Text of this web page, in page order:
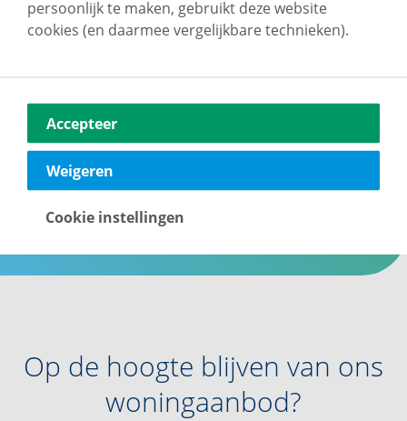
ons een 9!
Bij vb&t Makelaars staan jouw wensen altijd
voorop. Daarom worden we door onze klanten
beoordeeld met een8,5Benieuwd waarom? Bekijk
de beoordelingen.
Klantbeoordelingen
Op de hoogte blijven van ons
woningaanbod?
persoonlijk te maken, gebruikt deze website
cookies (en daarmee vergelijkbare technieken).
Accepteer
Weigeren
Cookie instellingen